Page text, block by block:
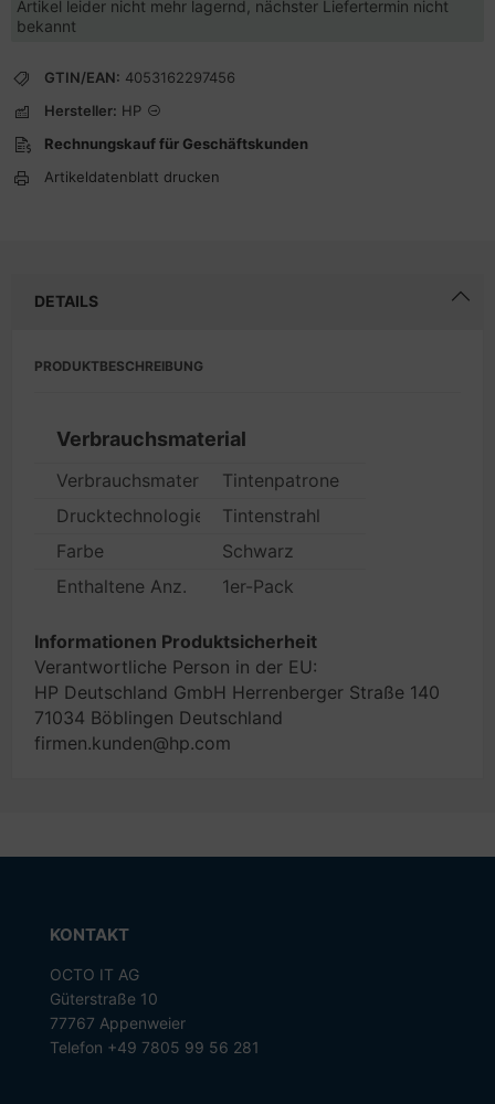
Artikel leider nicht mehr lagernd, nächster Liefertermin nicht
bekannt
GTIN/EAN: 4053162297456
Hersteller: HP
Rechnungskauf für Geschäftskunden
Artikeldatenblatt drucken
DETAILS
PRODUKTBESCHREIBUNG
Verbrauchsmaterial
VerbrauchsmaterialtypTintenpatrone
Drucktechnologie
Tintenstrahl
Farbe
Schwarz
Enthaltene Anz.
1er-Pack
Informationen Produktsicherheit
Verantwortliche Person in der EU:
HP Deutschland GmbH Herrenberger Straße 140
71034 Böblingen Deutschland
firmen.kunden@hp.com
KONTAKT
OCTO IT AG
Güterstraße 10
77767 Appenweier
Telefon +49 7805 99 56 281